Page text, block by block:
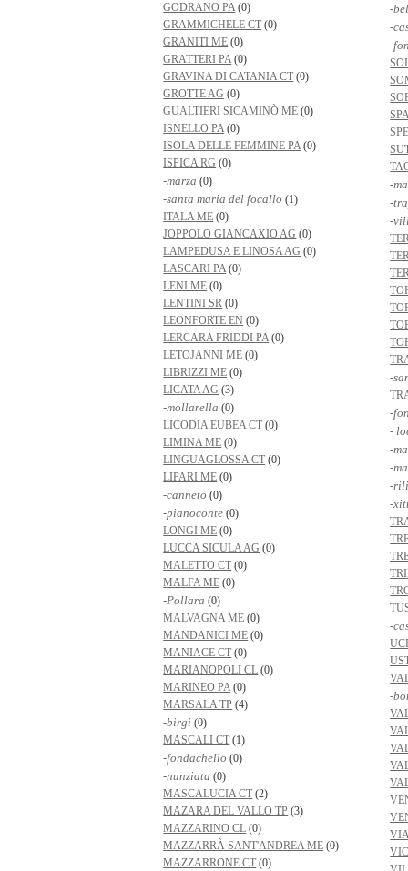
GODRANO PA(0)
GRAMMICHELE CT (0)
GRANITI ME (0)
GRATTERI PA(0)
GRAVINA DI CATANIA CT (0)
GROTTE AG (0)
GUALTIERI SICAMINÒ ME (0)
ISNELLO PA(0)
ISOLA DELLE FEMMINE PA(0)
ISPICA RG (0)
-marza (0)
-santa maria del focallo (1)
ITALA ME (0)
JOPPOLO GIANCAXIO AG (0)
LAMPEDUSA E LINOSA AG (0)
LASCARI PA(0)
LENI ME (0)
LENTINI SR (0)
LEONFORTE EN (0)
LERCARA FRIDDI PA(0)
LETOJANNI ME (0)
LIBRIZZI ME (0)
LICATA AG (3)
-mollarella (0)
LICODIA EUBEA CT (0)
LIMINA ME (0)
LINGUAGLOSSA CT (0)
LIPARI ME (0)
-canneto (0)
-pianoconte (0)
LONGI ME (0)
LUCCA SICULA AG (0)
MALETTO CT (0)
MALFA ME (0)
-Pollara (0)
MALVAGNA ME (0)
MANDANICI ME (0)
MANIACE CT (0)
MARIANOPOLI CL (0)
MARINEO PA(0)
MARSALA TP (4)
-birgi (0)
MASCALI CT (1)
-fondachello (0)
-nunziata (0)
MASCALUCIA CT (2)
MAZARA DEL VALLO TP (3)
MAZZARINO CL (0)
MAZZARRÀ SANT'ANDREA ME (0)
MAZZARRONE CT (0)
-
-
-
-
-
-
-
-
-
-
-
-
-
-
-